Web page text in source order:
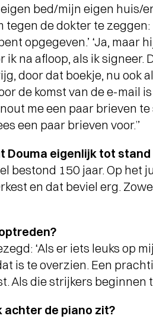
WET WET - Love Is All
bed/mijn eigen huis/
de dokter te zeggen:
opgegeven.’ ‘Ja, maar
ik na afloop, als ik
door dat boekje, nu ook
de komst van de e-mail
me een paar brieven
een paar brieven voor.”
Douma eigenlijk tot
bestond 150 jaar. Op het
en dat beviel erg.
‘Als er iets leuks op
is te overzien. Een
Als die strijkers beginnen
achter de piano zit?